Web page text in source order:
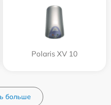
Polaris XV 10
больше